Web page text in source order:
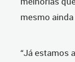
mesmo
“Já estamos